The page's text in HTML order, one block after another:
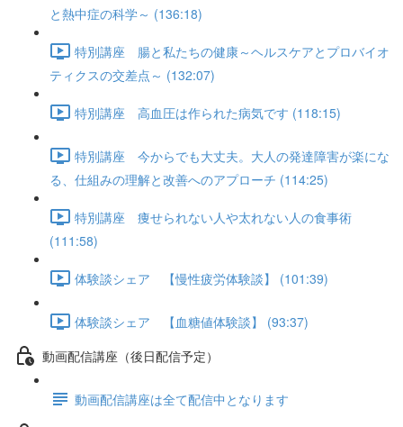
と熱中症の科学～ (136:18)
特別講座 腸と私たちの健康～ヘルスケアとプロバイオ
ティクスの交差点～ (132:07)
特別講座 高血圧は作られた病気です (118:15)
特別講座 今からでも大丈夫。大人の発達障害が楽にな
る、仕組みの理解と改善へのアプローチ (114:25)
特別講座 痩せられない人や太れない人の食事術
(111:58)
体験談シェア 【慢性疲労体験談】 (101:39)
体験談シェア 【血糖値体験談】 (93:37)
動画配信講座（後日配信予定）
動画配信講座は全て配信中となります